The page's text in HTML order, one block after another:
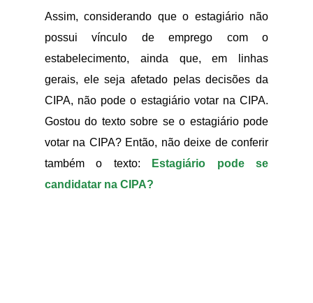
Assim, considerando que o estagiário não
possui vínculo de emprego com o
estabelecimento, ainda que, em linhas
gerais, ele seja afetado pelas decisões da
CIPA, não pode o estagiário votar na CIPA.
Gostou do texto sobre se o estagiário pode
votar na CIPA? Então, não deixe de conferir
também o texto:
Estagiário pode se
candidatar na CIPA?